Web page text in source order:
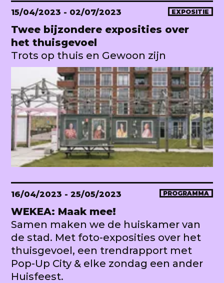
15/04/2023 - 02/07/2023 EXPOSITIE
Twee bijzondere exposities over
het thuisgevoel
Trots op thuis en Gewoon zijn
16/04/2023 - 25/05/2023 PROGRAMMA
WEKEA: Maak mee!
Samen maken we de huiskamer van
de stad. Met foto-exposities over het
thuisgevoel, een trendrapport met
Pop-Up City & elke zondag een ander
Huisfeest.